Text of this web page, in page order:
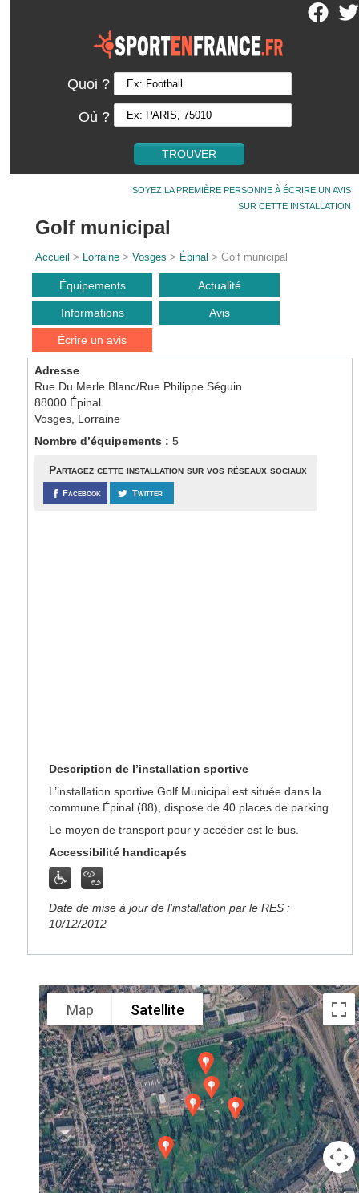
Quoi ?
Où ?
SOYEZ LA PREMIÈRE PERSONNE À ÉCRIRE UN AVIS
SUR CETTE INSTALLATION
Golf municipal
Accueil > Lorraine >Vosges > Épinal > Golf municipal
Équipements Actualité
Informations Avis
Écrire un avis
Adresse
Rue Du Merle Blanc/Rue Philippe Séguin
88000 Épinal
Vosges, Lorraine
Nombre d’équipements :5
Partagez cette installation sur vos réseaux sociaux
Facebook Twitter
Description de l’installation sportive
L’installation sportive Golf Municipal est située dans la
commune Épinal (88), dispose de 40 places de parking
Le moyen de transport pour y accéder est le bus.
Accessibilité handicapés
Date de mise à jour de l’installation par le RES :
10/12/2012
Map Satellite